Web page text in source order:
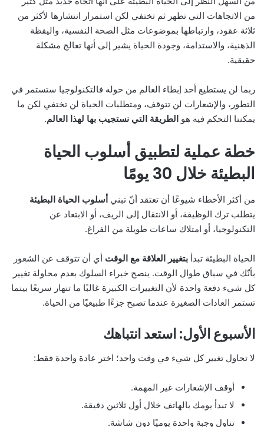
من الاتجاهات التي تظهر ثم تختفي لكن استمرار انتشارها لأكثر من
ثلاثة عقود، وارتباطها بموضوعات مثل الصحة النفسية، واليقظة
الذهنية، والاستدامة، وجودة الحياة يشير إلى أنها تعالج مشكلة
حقيقية.
ربما لن يستطيع أحد إبطاء العالم من حوله فالتكنولوجيا ستستمر في
التطور، والإشعارات لن تتوقف، ومتطلبات الحياة لن تختفي لكن ما
يمكننا التحكم فيه هو الطريقة التي نستجيب بها لهذا العالم.
خطة عملية لتطبيق أسلوب الحياة
البطيئة خلال 30 يومًا
من أكثر الأخطاء شيوعًا أن تعتقد أنّ تبني أسلوب الحياة البطيئة
يتطلب ترك الوظيفة، أو الانتقال إلى الريف، أو الابتعاد عن
التكنولوجيا، أو امتلاك ساعات طويلة من الفراغ.
الحياة البطيئة تبدأ بتغيير العلاقة مع الوقت أي أن تتوقف عن الشعور
بأنّك في سباق طوال الوقت. ينصح خبراء السلوك بعدم محاولة تغيير
كل شيء دفعة واحدة لأن التغييرات الكبيرة غالبًا ما تنهار سريعًا بينما
تستمر العادات الصغيرة عندما تصبح جزءًا طبيعيًا من الحياة.
الأسبوع الأول: استعد انتباهك
لا تحاول تغيير كل شيء في وقت واحد؛ اختر عادة واحدة فقط:
أوقف الإشعارات غير المهمة.
لا تبدأ يومك بالهاتف خلال أول ثلاثين دقيقة.
تناول وجبة واحدة يوميًا دون شاشة.